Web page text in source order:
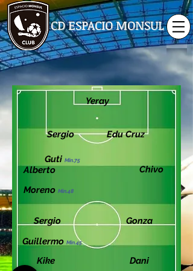
CD ESPACIO MONSUL
Yeray
Edu Cruz
Chivo
Kike
Gonza
Alberto
Dani
Sergio
Sergio
Guti Min.75
Moreno Min.48
Guillermo Min.45